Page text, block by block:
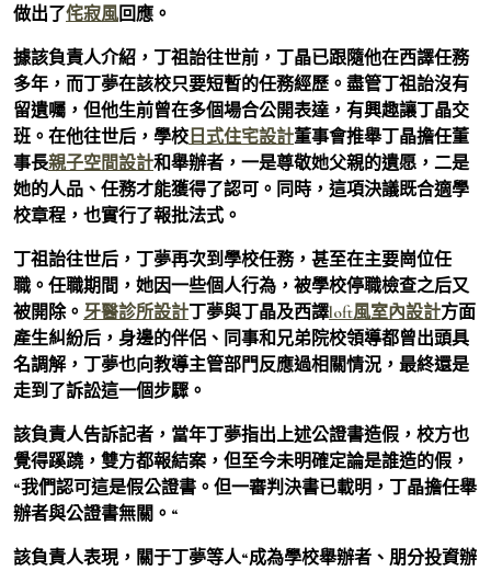
做出了侘寂風回應。
據該負責人介紹，丁祖詒往世前，丁晶已跟隨他在西譯任務
多年，而丁夢在該校只要短暫的任務經歷。盡管丁祖詒沒有
留遺囑，但他生前曾在多個場合公開表達，有興趣讓丁晶交
班。在他往世后，學校 日式住宅設計董事會推舉丁晶擔任董
事長親子空間設計和舉辦者，一是尊敬她父親的遺愿，二是
她的人品、任務才能獲得了認可。同時，這項決議既合適學
校章程，也實行了報批法式。
丁祖詒往世后，丁夢再次到學校任務，甚至在主要崗位任
職。任職期間，她因一些個人行為，被學校停職檢查之后又
被開除。 牙醫診所設計丁夢與丁晶及西譯loft風室內設計方面
產生糾紛后，身邊的伴侶、同事和兄弟院校領導都曾出頭具
名調解，丁夢也向教導主管部門反應過相關情況，最終還是
走到了訴訟這一個步驟。
該負責人告訴記者，當年丁夢指出上述公證書造假，校方也
覺得蹊蹺，雙方都報結案，但至今未明確定論是誰造的假，
“我們認可這是假公證書。但一審判決書已載明，丁晶擔任舉
辦者與公證書無關。“
該負責人表現，關于丁夢等人“成為學校舉辦者、朋分投資辦